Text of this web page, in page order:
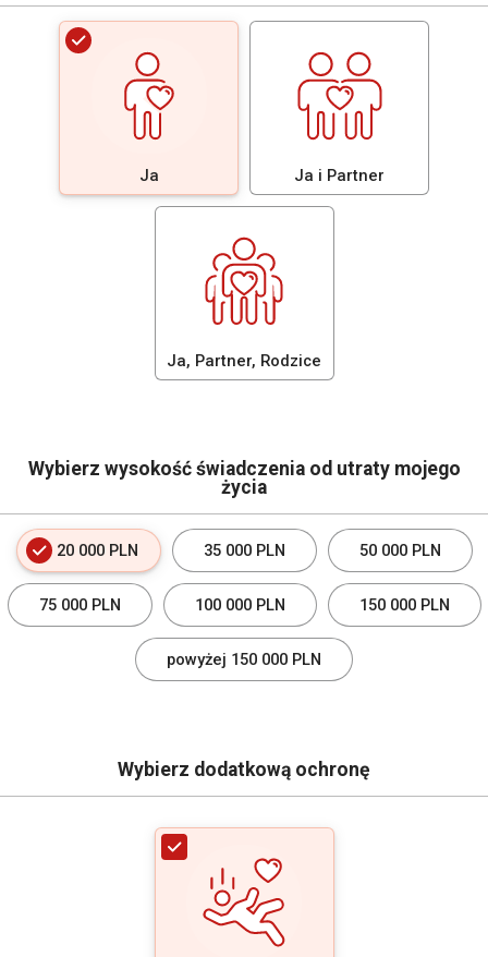
Ja Ja i Partner
Ja, Partner, Rodzice
Wybierz wysokość świadczenia od utraty mojego
życia
20 000 PLN 35 000 PLN 50 000 PLN
75 000 PLN 100 000 PLN 150 000 PLN
powyżej 150 000 PLN
Wybierz dodatkową ochronę